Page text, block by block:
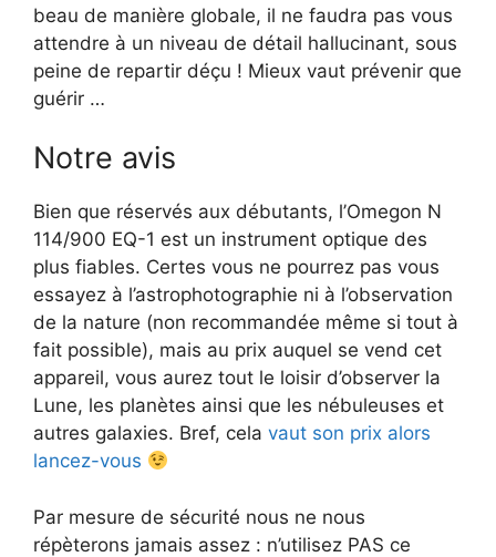
beau de manière globale, il ne faudra pas vous
attendre à un niveau de détail hallucinant, sous
peine de repartir déçu ! Mieux vaut prévenir que
guérir …
Notre avis
Bien que réservés aux débutants, l’Omegon N
114/900 EQ-1 est un instrument optique des
plus fiables. Certes vous ne pourrez pas vous
essayez à l’astrophotographie ni à l’observation
de la nature (non recommandée même si tout à
fait possible), mais au prix auquel se vend cet
appareil, vous aurez tout le loisir d’observer la
Lune, les planètes ainsi que les nébuleuses et
autres galaxies. Bref, cela vaut son prix alors
lancez-vous
Par mesure de sécurité nous ne nous
répèterons jamais assez : n’utilisez PAS ce